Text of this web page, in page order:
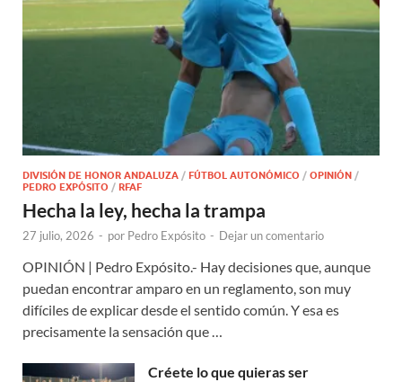
DIVISIÓN DE HONOR ANDALUZA / FÚTBOL AUTONÓMICO / OPINIÓN /
PEDRO EXPÓSITO / RFAF
Hecha la ley, hecha la trampa
27 julio, 2026 - por Pedro Expósito - Dejar un comentario
OPINIÓN | Pedro Expósito.- Hay decisiones que, aunque
puedan encontrar amparo en un reglamento, son muy
difíciles de explicar desde el sentido común. Y esa es
precisamente la sensación que …
Créete lo que quieras ser